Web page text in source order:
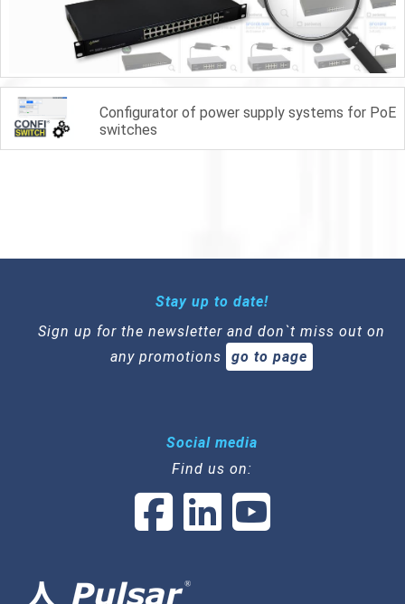
Configurator of power supply systems for PoE
switches
Stay up to date!
Sign up for the newsletter and don`t miss out on
any promotions
go to page
Social media
Find us on: